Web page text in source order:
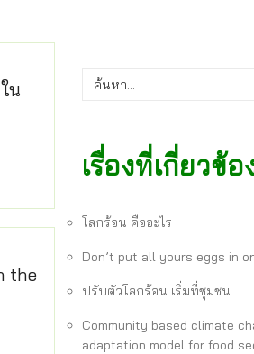
น
the
เรื่องที่เกี่ยวข้อ
โลกร้อน คืออะไร
Don’t put all yours eggs in
ปรับตัวโลกร้อน เริ่มที่ชุมชน
Community based climate
adaptation model for food